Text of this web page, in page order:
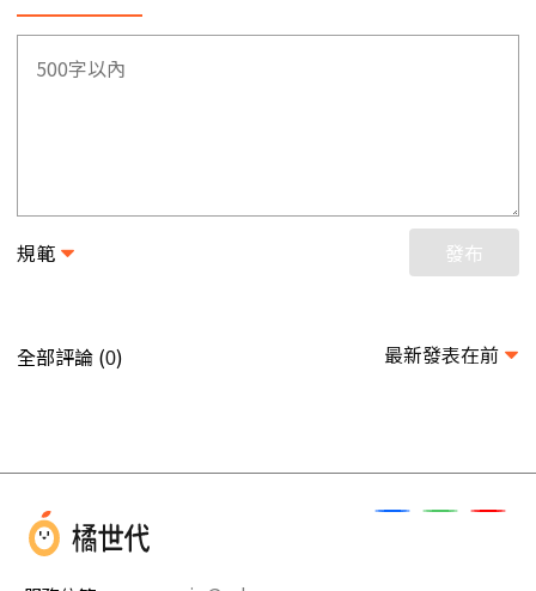
規範 發布
全部評論 (0) 最新發表在前